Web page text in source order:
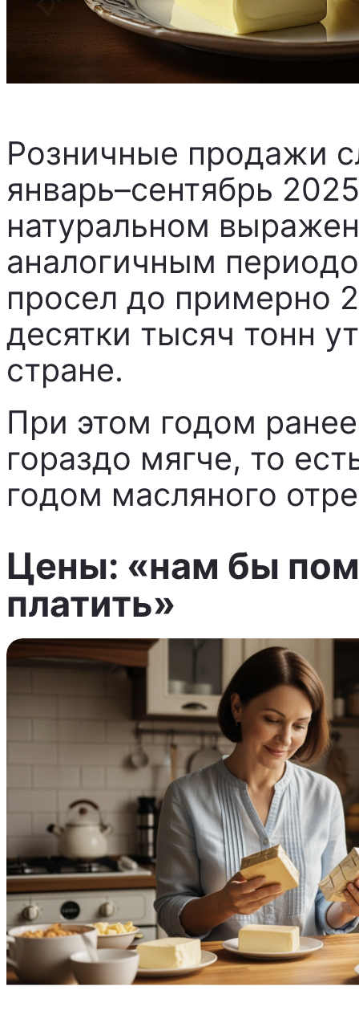
Розничные продажи
январь–сентябрь
натуральном
аналогичным
просел до примерно
десятки тысяч тонн
стране.
При этом годом
гораздо мягче, то
годом масляного
Цены: «нам бы
платить»